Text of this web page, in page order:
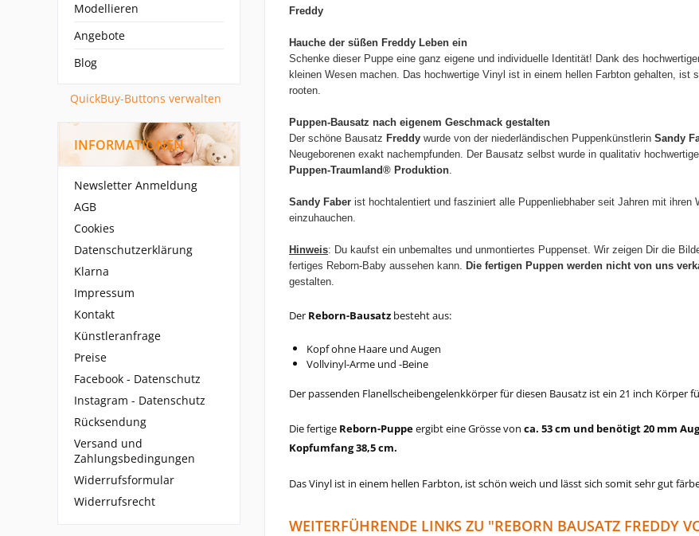
Modellieren
Angebote
Blog
QuickBuy-Buttons verwalten
INFORMATIONEN
Newsletter Anmeldung
AGB
Cookies
Datenschutzerklärung
Klarna
Impressum
Kontakt
Künstleranfrage
Preise
Facebook - Datenschutz
Instagram - Datenschutz
Rücksendung
Versand und
Zahlungsbedingungen
Widerrufsformular
Widerrufsrecht
Freddy
Hauche der süßen Freddy Leben ein
Schenke dieser Puppe eine ganz eigene und individuelle Identität! Dank des
kleinen Wesen machen. Das hochwertige Vinyl ist in einem hellen Farbton gehalten,
rooten.
Puppen-Bausatz nach eigenem Geschmack gestalten
Der schöne Bausatz Freddy wurde von der niederländischen Puppenkünstlerin Sandy
Neugeborenen exakt nachempfunden. Der Bausatz selbst wurde in qualitativ
Puppen-Traumland® Produktion.
Sandy Faber ist hochtalentiert und fasziniert alle Puppenliebhaber seit Jahren mit
einzuhauchen.
Hinweis: Du kaufst ein unbemaltes und unmontiertes Puppenset. Wir zeigen Dir die
fertiges Reborn-Baby aussehen kann. Die fertigen Puppen werden nicht von uns
gestalten.
Der Reborn-Bausatz besteht aus:
Kopf ohne Haare und Augen
Vollvinyl-Arme und -Beine
Der passenden Flanellscheibengelenkkörper für diesen Bausatz ist ein 21 inch Körper
Die fertige Reborn-Puppeergibt eine Grösse von ca. 53 cm und benötigt 20 mm
Kopfumfang 38,5 cm.
Das Vinyl ist in einem hellen Farbton, ist schön weich und lässt sich somit sehr gut
WEITERFÜHRENDE LINKS ZU "REBORN BAUSATZ FREDDY